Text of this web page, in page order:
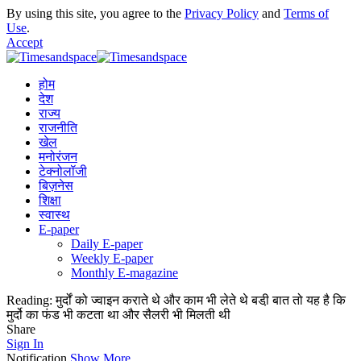
By using this site, you agree to the Privacy Policy and Terms of
Use.
Accept
होम
देश
राज्य
राजनीति
खेल
मनोरंजन
टेक्नोलॉजी
बिज़नेस
शिक्षा
स्वास्थ
E-paper
Daily E-paper
Weekly E-paper
Monthly E-magazine
Reading: मुर्दों को ज्वाइन कराते थे और काम भी लेते थे बडी़ बात तो यह है कि
मुर्दो का फंड भी कटता था और सैलरी भी मिलती थी
Share
Sign In
Notification Show More